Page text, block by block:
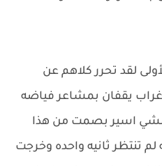
لقد تحرر كلاهم عن
يقفان بمشاعر فياضه
اسير بصمت من هذا
لم تنتظر ثانيه واحده وخرجت